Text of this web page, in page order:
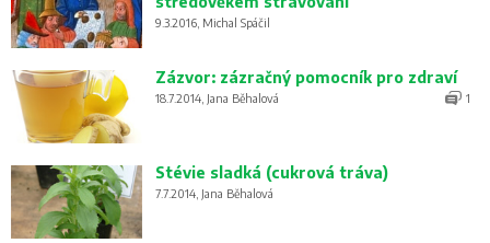
9.3.2016, Michal Spáčil
Zázvor: zázračný pomocník pro zdraví
18.7.2014, Jana Běhalová 1
Stévie sladká (cukrová tráva)
7.7.2014, Jana Běhalová